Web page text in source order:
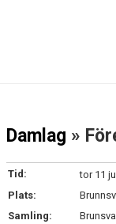
BILDGALLERI
KONTAKT
Damlag »
Tid:
tor 11
Plats:
Samling: